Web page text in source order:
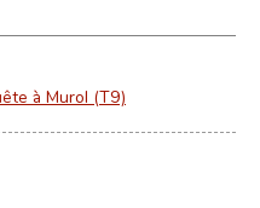
à Murol (T9)